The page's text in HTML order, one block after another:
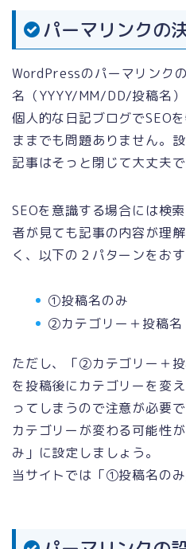
パーマリンクの
WordPressのパーマリンク
名（YYYY/MM/DD/投稿名）
個人的な日記ブログでSEO
ままでも問題ありません。
記事はそっと閉じて大丈夫で
SEOを意識する場合には検
者が見ても記事の内容が理
く、以下の２パターンをおす
①投稿名のみ
②カテゴリー＋投稿名
ただし、「②カテゴリー＋
を投稿後にカテゴリーを変
ってしまうので注意が必要で
カテゴリーが変わる可能性
み」に設定しましょう。
当サイトでは「①投稿名のみ